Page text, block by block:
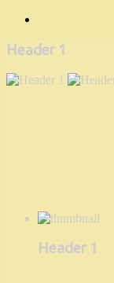
Header 1
Header 1